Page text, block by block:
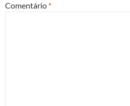
Comentário *